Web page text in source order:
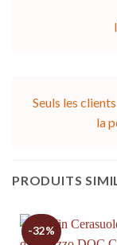
Seuls les
la
PRODUITS
-32%